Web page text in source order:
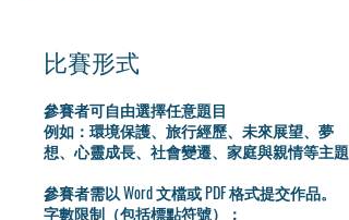
比賽形式
參賽者可自由選擇任意題目
例如：環境保護、旅行經歷、未來展望、夢
想、心靈成長、社會變遷、家庭與親情等主題
參賽者需以 Word 文檔或 PDF 格式提交作品。
字數限制（包括標點符號）：